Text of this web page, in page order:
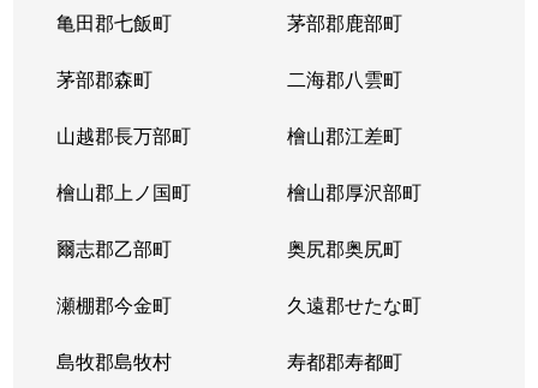
亀田郡七飯町 茅部郡鹿部町
茅部郡森町 二海郡八雲町
山越郡長万部町 檜山郡江差町
檜山郡上ノ国町 檜山郡厚沢部町
爾志郡乙部町 奥尻郡奥尻町
瀬棚郡今金町 久遠郡せたな町
島牧郡島牧村 寿都郡寿都町